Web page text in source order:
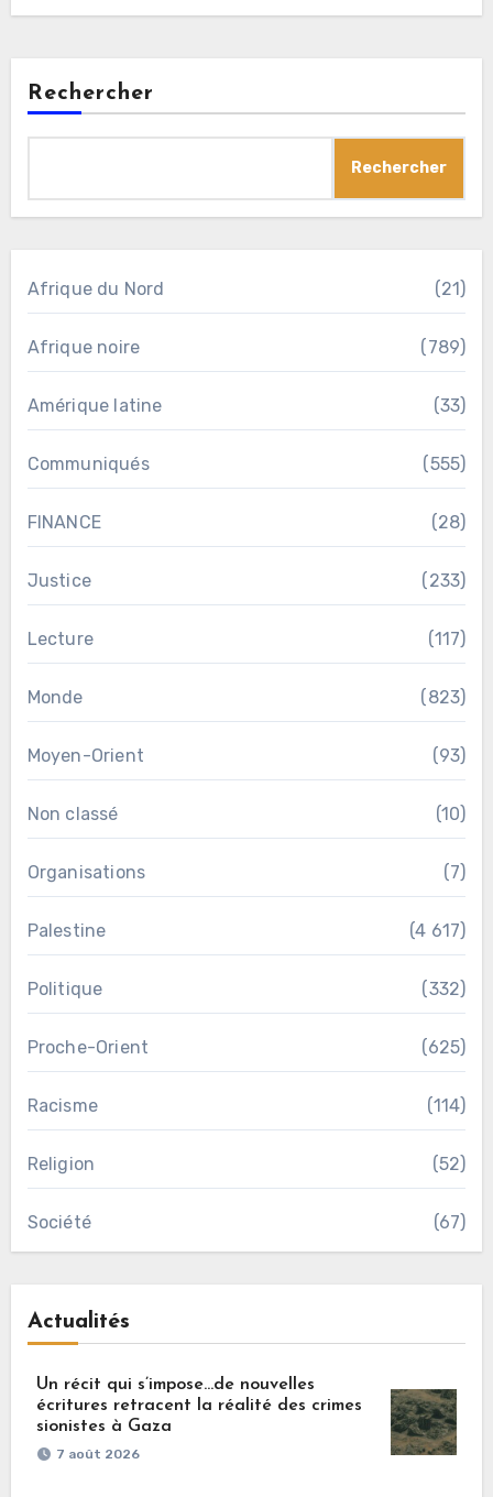
Rechercher
Rechercher
Afrique du Nord (21)
Afrique noire (789)
Amérique latine (33)
Communiqués (555)
FINANCE (28)
Justice (233)
Lecture (117)
Monde (823)
Moyen-Orient (93)
Non classé (10)
Organisations (7)
Palestine (4 617)
Politique (332)
Proche-Orient (625)
Racisme (114)
Religion (52)
Société (67)
Actualités
Un récit qui s’impose…de nouvelles
écritures retracent la réalité des crimes
sionistes à Gaza
7 août 2026